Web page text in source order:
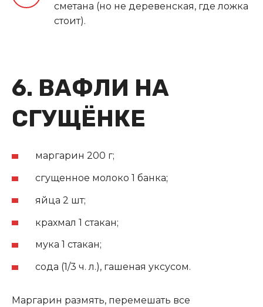
сметана (но не деревенская, где ложка
стоит).
6. ВАФЛИ НА
СГУЩЁНКЕ
маргарин 200 г;
сгущенное молоко 1 банка;
яйца 2 шт;
крахмал 1 стакан;
мука 1 стакан;
сода (1/3 ч. л.), гашеная уксусом.
Маргарин размять, перемешать все